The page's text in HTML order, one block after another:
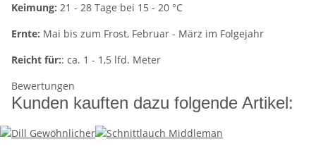
Keimung: 21 - 28 Tage bei 15 - 20 °C
Ernte: Mai bis zum Frost, Februar - März im Folgejahr
Reicht für:: ca. 1 - 1,5 lfd. Meter
Bewertungen
Kunden kauften dazu folgende Artikel: